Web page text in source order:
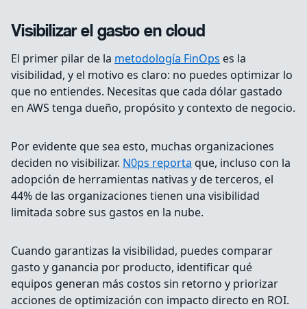
Visibilizar el gasto en cloud
El primer pilar de la metodología FinOps es la
visibilidad, y el motivo es claro: no puedes optimizar lo
que no entiendes. Necesitas que cada dólar gastado
en AWS tenga dueño, propósito y contexto de negocio.
Por evidente que sea esto, muchas organizaciones
deciden no visibilizar. N0ps reporta que, incluso con la
adopción de herramientas nativas y de terceros, el
44% de las organizaciones tienen una visibilidad
limitada sobre sus gastos en la nube.
Cuando garantizas la visibilidad, puedes comparar
gasto y ganancia por producto, identificar qué
equipos generan más costos sin retorno y priorizar
acciones de optimización con impacto directo en ROI.